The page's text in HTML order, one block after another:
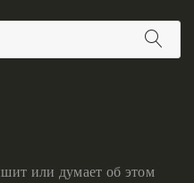
или думает об этом